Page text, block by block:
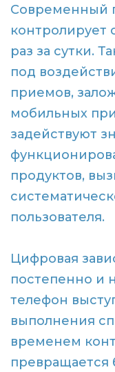
Современный
контролирует
раз за сутки.
под
приемов,
мобильных
задействуют
продуктов,
пользователя.
Цифровая
постепенно и
телефон
выполнения
временем
превращается